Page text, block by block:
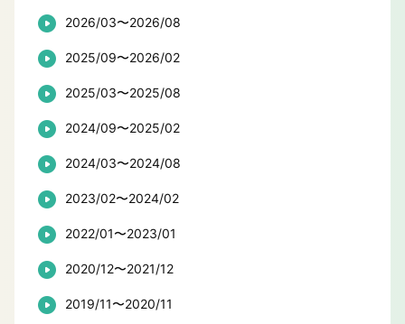
2026/03〜2026/08
2025/09〜2026/02
2025/03〜2025/08
2024/09〜2025/02
2024/03〜2024/08
2023/02〜2024/02
2022/01〜2023/01
2020/12〜2021/12
2019/11〜2020/11